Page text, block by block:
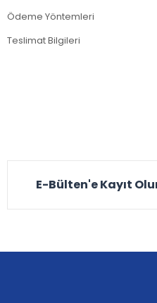
Ödeme Yöntemleri
Teslimat Bilgileri
E-Bülten'e Kayıt